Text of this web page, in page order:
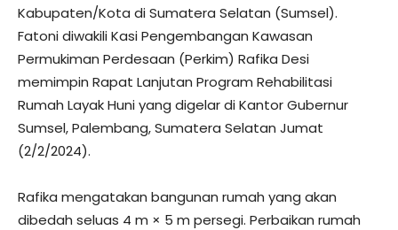
Kabupaten/Kota di Sumatera Selatan (Sumsel).
Fatoni diwakili Kasi Pengembangan Kawasan
Permukiman Perdesaan (Perkim) Rafika Desi
memimpin Rapat Lanjutan Program Rehabilitasi
Rumah Layak Huni yang digelar di Kantor Gubernur
Sumsel, Palembang, Sumatera Selatan Jumat
(2/2/2024).
Rafika mengatakan bangunan rumah yang akan
dibedah seluas 4 m × 5 m persegi. Perbaikan rumah